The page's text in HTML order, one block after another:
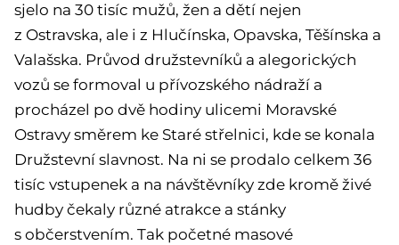
sjelo na 30 tisíc mužů, žen a dětí nejen
z Ostravska, ale i z Hlučínska, Opavska, Těšínska a
Valašska. Průvod družstevníků a alegorických
vozů se formoval u přívozského nádraží a
procházel po dvě hodiny ulicemi Moravské
Ostravy směrem ke Staré střelnici, kde se konala
Družstevní slavnost. Na ni se prodalo celkem 36
tisíc vstupenek a na návštěvníky zde kromě živé
hudby čekaly různé atrakce a stánky
s občerstvením. Tak početné masové